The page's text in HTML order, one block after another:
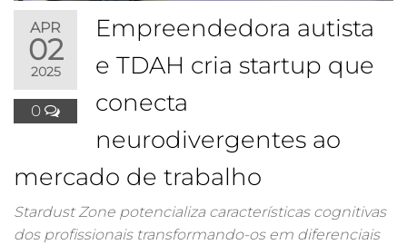
APR
02
2025
0
Empreendedora autista
e TDAH cria startup que
conecta
neurodivergentes ao
mercado de trabalho
Stardust Zone potencializa características cognitivas
dos profissionais transformando-os em diferenciais